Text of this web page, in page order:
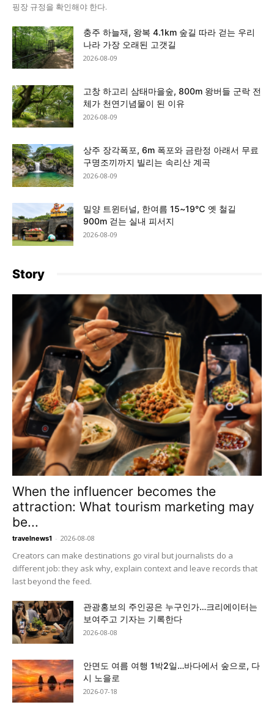
핑장 규정을 확인해야 한다.
충주 하늘재, 왕복 4.1km 숲길 따라 걷는 우리
나라 가장 오래된 고갯길
2026-08-09
고창 하고리 삼태마을숲, 800m 왕버들 군락 전
체가 천연기념물이 된 이유
2026-08-09
상주 장각폭포, 6m 폭포와 금란정 아래서 무료
구명조끼까지 빌리는 속리산 계곡
2026-08-09
밀양 트윈터널, 한여름 15~19℃ 옛 철길
900m 걷는 실내 피서지
2026-08-09
Story
When the influencer becomes the
attraction: What tourism marketing may
be...
travelnews1 - 2026-08-08
Creators can make destinations go viral but journalists do a
different job: they ask why, explain context and leave records that
last beyond the feed.
관광홍보의 주인공은 누구인가…크리에이터는
보여주고 기자는 기록한다
2026-08-08
안면도 여름 여행 1박2일…바다에서 숲으로, 다
시 노을로
2026-07-18